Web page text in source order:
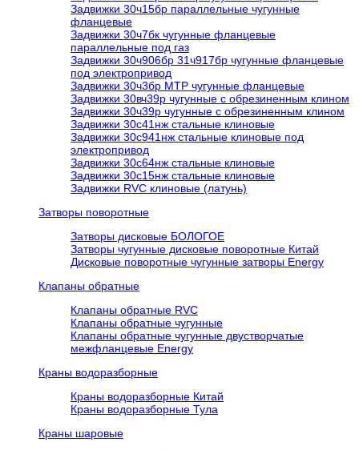
Задвижки 30ч15бр параллельные чугунные
фланцевые
Задвижки 30ч7бк чугунные фланцевые
параллельные под газ
Задвижки 30ч906бр 31ч917бр чугунные фланцевые
под электропривод
Задвижки 30ч3бр МТР чугунные фланцевые
Задвижки 30вч39р чугунные с обрезиненным клином
Задвижки 30ч39р чугунные с обрезиненным клином
Задвижки 30с41нж стальные клиновые
Задвижки 30с941нж стальные клиновые под
электропривод
Задвижки 30с64нж стальные клиновые
Задвижки 30с15нж стальные клиновые
Задвижки RVC клиновые (латунь)
Затворы поворотные
Затворы дисковые БОЛОГОЕ
Затворы чугунные дисковые поворотные Китай
Дисковые поворотные чугунные затворы Energy
Клапаны обратные
Клапаны обратные RVC
Клапаны обратные чугунные
Клапаны обратные чугунные двустворчатые
межфланцевые Energy
Краны водоразборные
Краны водоразборные Китай
Краны водоразборные Тула
Краны шаровые